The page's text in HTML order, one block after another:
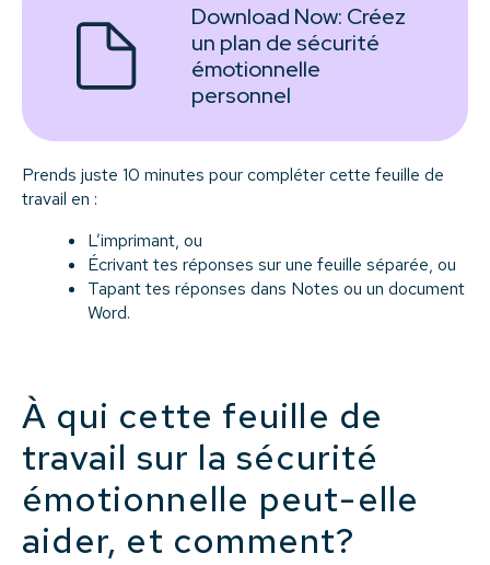
Download Now: Créez
un plan de sécurité
émotionnelle
personnel
Prends juste 10 minutes pour compléter cette feuille de
travail en :
L’imprimant, ou
Écrivant tes réponses sur une feuille séparée, ou
Tapant tes réponses dans Notes ou un document
Word.
À qui cette feuille de
travail sur la sécurité
émotionnelle peut-elle
aider, et comment?